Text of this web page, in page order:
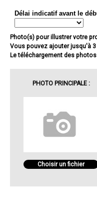
Délai indicatif avant le
Photo(s) pour illustrer votre
Vous pouvez ajouter jusqu'à
Le téléchargement des
PHOTO PRINCIPALE :
Choisir un fichier